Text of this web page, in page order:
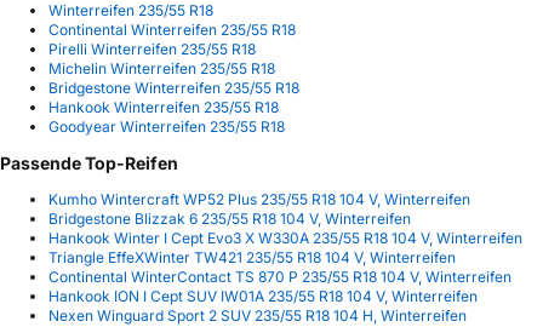
Winterreifen 235/55 R18
Continental Winterreifen 235/55 R18
Pirelli Winterreifen 235/55 R18
Michelin Winterreifen 235/55 R18
Bridgestone Winterreifen 235/55 R18
Hankook Winterreifen 235/55 R18
Goodyear Winterreifen 235/55 R18
Passende Top-Reifen
Kumho Wintercraft WP52 Plus 235/55 R18 104 V, Winterreifen
Bridgestone Blizzak 6 235/55 R18 104 V, Winterreifen
Hankook Winter I Cept Evo3 X W330A 235/55 R18 104 V, Winterreifen
Triangle EffeXWinter TW421 235/55 R18 104 V, Winterreifen
Continental WinterContact TS 870 P 235/55 R18 104 V, Winterreifen
Hankook ION I Cept SUV IW01A 235/55 R18 104 V, Winterreifen
Nexen Winguard Sport 2 SUV 235/55 R18 104 H, Winterreifen